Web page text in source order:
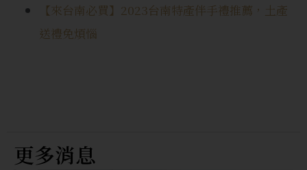
【來台南必買】2023台南特產伴手禮推薦，土產
送禮免煩惱
更多消息